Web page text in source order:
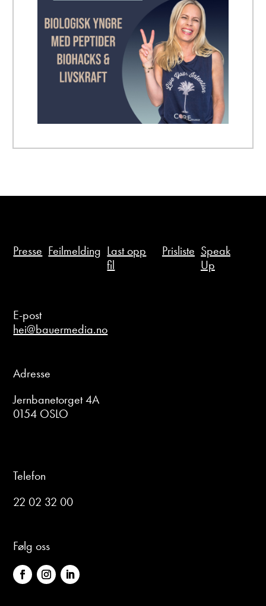
Presse Feilmelding Last opp
fil
Prisliste Speak
Up
E-post
hei@bauermedia.no
Adresse
Jernbanetorget 4A
0154 OSLO
Telefon
22 02 32 00
Følg oss